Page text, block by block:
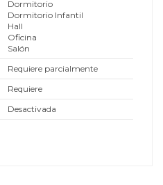
Dormitorio
Dormitorio Infantil
Hall
Oficina
Salón
Requiere parcialmente
Requiere
Desactivada